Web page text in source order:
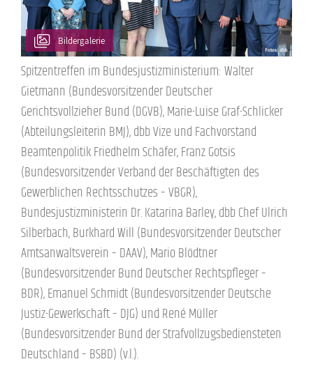
Bildergalerie
Spitzentreffen im Bundesjustizministerium: Walter
Gietmann (Bundesvorsitzender Deutscher
Gerichtsvollzieher Bund (DGVB), Marie-Luise Graf-Schlicker
(Abteilungsleiterin BMJ), dbb Vize und Fachvorstand
Beamtenpolitik Friedhelm Schäfer, Franz Gotsis
(Bundesvorsitzender Verband der Beschäftigten des
Gewerblichen Rechtsschutzes – VBGR),
Bundesjustizministerin Dr. Katarina Barley, dbb Chef Ulrich
Silberbach, Burkhard Will (Bundesvorsitzender Deutscher
Amtsanwaltsverein – DAAV), Mario Blödtner
(Bundesvorsitzender Bund Deutscher Rechtspfleger –
BDR), Emanuel Schmidt (Bundesvorsitzender Deutsche
Justiz-Gewerkschaft – DJG) und René Müller
(Bundesvorsitzender Bund der Strafvollzugsbediensteten
Deutschland – BSBD) (v.l.).